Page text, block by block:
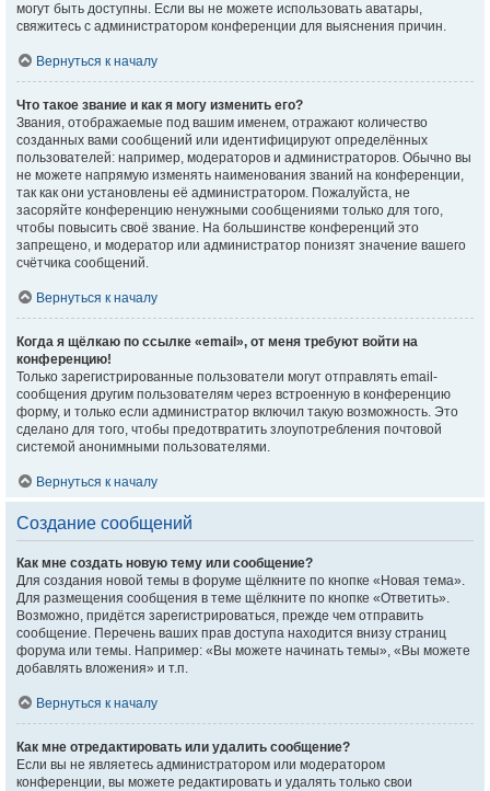
могут быть доступны. Если вы не можете использовать аватары,
свяжитесь с администратором конференции для выяснения причин.
Вернуться к началу
Что такое звание и как я могу изменить его?
Звания, отображаемые под вашим именем, отражают количество
созданных вами сообщений или идентифицируют определённых
пользователей: например, модераторов и администраторов. Обычно вы
не можете напрямую изменять наименования званий на конференции,
так как они установлены её администратором. Пожалуйста, не
засоряйте конференцию ненужными сообщениями только для того,
чтобы повысить своё звание. На большинстве конференций это
запрещено, и модератор или администратор понизят значение вашего
счётчика сообщений.
Вернуться к началу
Когда я щёлкаю по ссылке «email», от меня требуют войти на
конференцию!
Только зарегистрированные пользователи могут отправлять email-
сообщения другим пользователям через встроенную в конференцию
форму, и только если администратор включил такую возможность. Это
сделано для того, чтобы предотвратить злоупотребления почтовой
системой анонимными пользователями.
Вернуться к началу
Создание сообщений
Как мне создать новую тему или сообщение?
Для создания новой темы в форуме щёлкните по кнопке «Новая тема».
Для размещения сообщения в теме щёлкните по кнопке «Ответить».
Возможно, придётся зарегистрироваться, прежде чем отправить
сообщение. Перечень ваших прав доступа находится внизу страниц
форума или темы. Например: «Вы можете начинать темы», «Вы можете
добавлять вложения» и т.п.
Вернуться к началу
Как мне отредактировать или удалить сообщение?
Если вы не являетесь администратором или модератором
конференции, вы можете редактировать и удалять только свои